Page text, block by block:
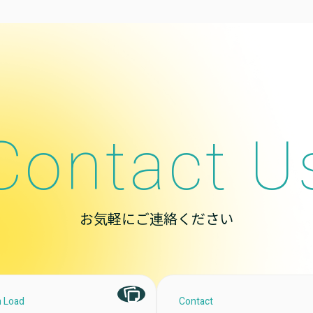
お気軽にご連絡ください
Load Contact